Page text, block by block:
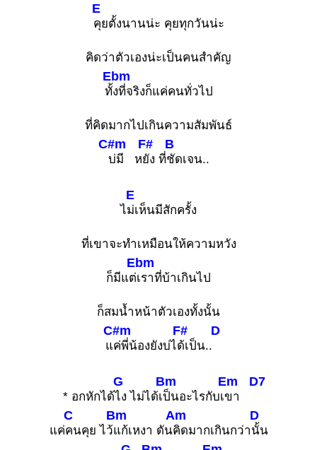
E
คุยตั้งนานน่ะ คุยทุกวันน่ะ
คิดว่าตัวเองน่ะเป็นคนสำคัญ
ทั้
Ebm
งที่จริงก็แค่คนทั่วไป
ที่คิดมากไปเกินความสัมพันธ์
C#m
บ่มี ห
F#
ยัง ที่
B
ชัดเจน..
ไ
E
ม่เห็นมีสักครั้ง
ที่เขาจะทำเหมือนให้ความหวัง
ก็มีแต่
Ebm
เราที่บ้าเกินไป
ก็สมน้ำหน้าตัวเองทั้งนั้น
แ
C#m
ค่พี่น้องยังบ่ไ
F#
ด้เป็น..
D
* อกหักได้
G
ไง ไม่ได้เ
Bm
ป็นอะไรกับเ
Em
ขา
D7
แค่
C
คนคุย ไว้
Bm
แก้เหงา ดัน
Am
คิดมากเกินกว่า
D
นั้น